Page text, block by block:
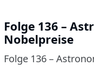
Folge 136 –
Nobelpreise
Folge 136 –